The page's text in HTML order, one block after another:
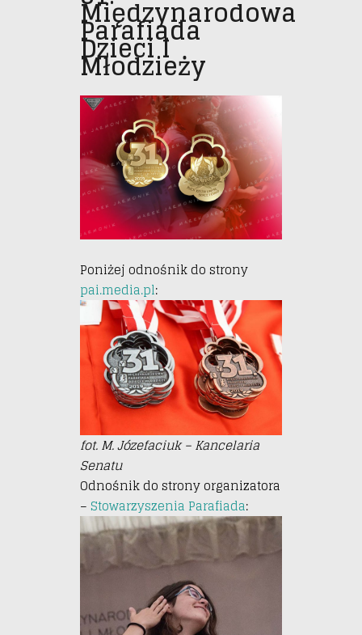
Międzynarodowa
Parafiada
Dzieci I
Młodzieży
Poniżej odnośnik do strony
pai.media.pl:
fot. M. Józefaciuk – Kancelaria
Senatu
Odnośnik do strony organizatora
– Stowarzyszenia Parafiada: